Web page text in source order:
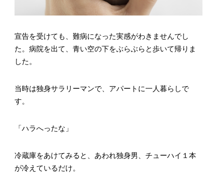
宣告を受けても、難病になった実感がわきませんでし
た。病院を出て、青い空の下をぶらぶらと歩いて帰りま
した。
当時は独身サラリーマンで、アパートに一人暮らしで
す。
「ハラへったな」
冷蔵庫をあけてみると、あわれ独身男、チューハイ１本
が冷えているだけ。